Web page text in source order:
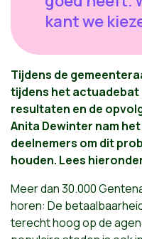
kant we
Tijdens de
tijdens het actuadebat
resultaten en de
Anita Dewinter nam
deelnemers om dit
houden. Lees
Meer dan 30.000
horen: De
terecht hoog op de